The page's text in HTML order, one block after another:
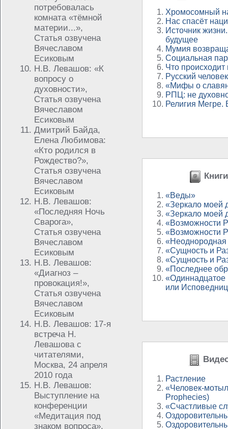
потребовалась
комната «тёмной
материи...»,
Статья озвучена
Вячеславом
Есиковым
Н.В. Левашов: «К
вопросу о
духовности»,
Статья озвучена
Вячеславом
Есиковым
Дмитрий Байда,
Елена Любимова:
«Кто родился в
Рождество?»,
Статья озвучена
Вячеславом
Есиковым
Н.В. Левашов:
«Последняя Ночь
Сварога»,
Статья озвучена
Вячеславом
Есиковым
Н.В. Левашов:
«Диагноз –
провокация!»,
Статья озвучена
Вячеславом
Есиковым
Н.В. Левашов: 17-я
встреча Н.
Левашова с
читателями,
Москва, 24 апреля
2010 года
Н.В. Левашов:
Выступление на
конференции
«Медитация под
знаком вопроса»,
Хромосомный
Нас спасёт
Источник
будущее
Мумия
Социальная
Что
Русский человек
«Мифы о
РПЦ: не
Религия Мегре.
«Веды»
«Зеркало моей
«Зеркало моей
«Возможности
«Возможности
«Сущность и
«Сущность и
«Последнее
«Одиннадцатое
или
Растление
«Человек-
Prophecies)
«Счастливые